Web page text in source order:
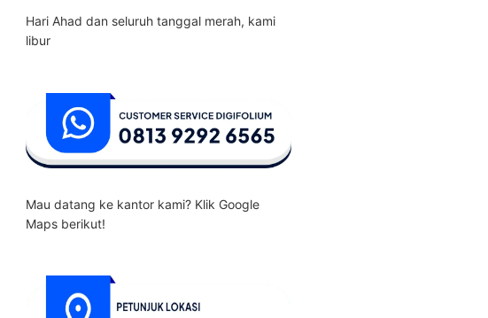
Hari Ahad dan seluruh tanggal merah, kami
libur
Mau datang ke kantor kami? Klik Google
Maps berikut!